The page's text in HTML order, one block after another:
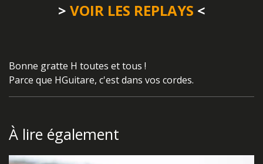
> VOIR LES REPLAYS <
Bonne gratte H toutes et tous !
Parce que HGuitare, c'est dans vos cordes.
À lire également